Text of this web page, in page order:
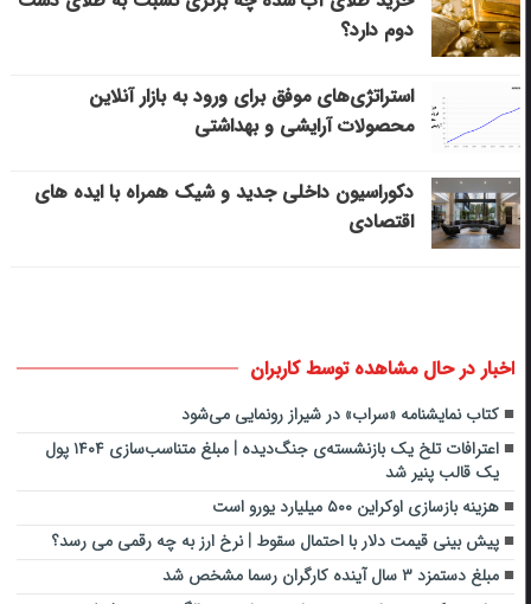
دوم دارد؟
استراتژی‌های موفق برای ورود به بازار آنلاین
محصولات آرایشی و بهداشتی
دکوراسیون داخلی جدید و شیک همراه با ایده های
اقتصادی
اخبار در حال مشاهده توسط کاربران
کتاب نمایشنامه «سراب» در شیراز رونمایی می‌شود
اعترافات تلخ یک بازنشسته‌ی جنگ‌دیده | مبلغ متناسب‌سازی ۱۴۰۴ پول
یک قالب پنیر شد
هزینه بازسازی اوکراین ۵۰۰ میلیارد یورو است
پیش بینی قیمت دلار با احتمال سقوط | نرخ ارز به چه رقمی می رسد؟
مبلغ دستمزد ۳ سال آینده کارگران رسما مشخص شد